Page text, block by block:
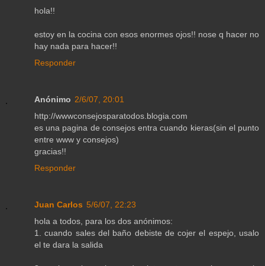
hola!!
estoy en la cocina con esos enormes ojos!! nose q hacer no
hay nada para hacer!!
Responder
Anónimo 2/6/07, 20:01
http://wwwconsejosparatodos.blogia.com
es una pagina de consejos entra cuando kieras(sin el punto
entre www y consejos)
gracias!!
Responder
Juan Carlos 5/6/07, 22:23
hola a todos, para los dos anónimos:
1. cuando sales del baño debiste de cojer el espejo, usalo
el te dara la salida